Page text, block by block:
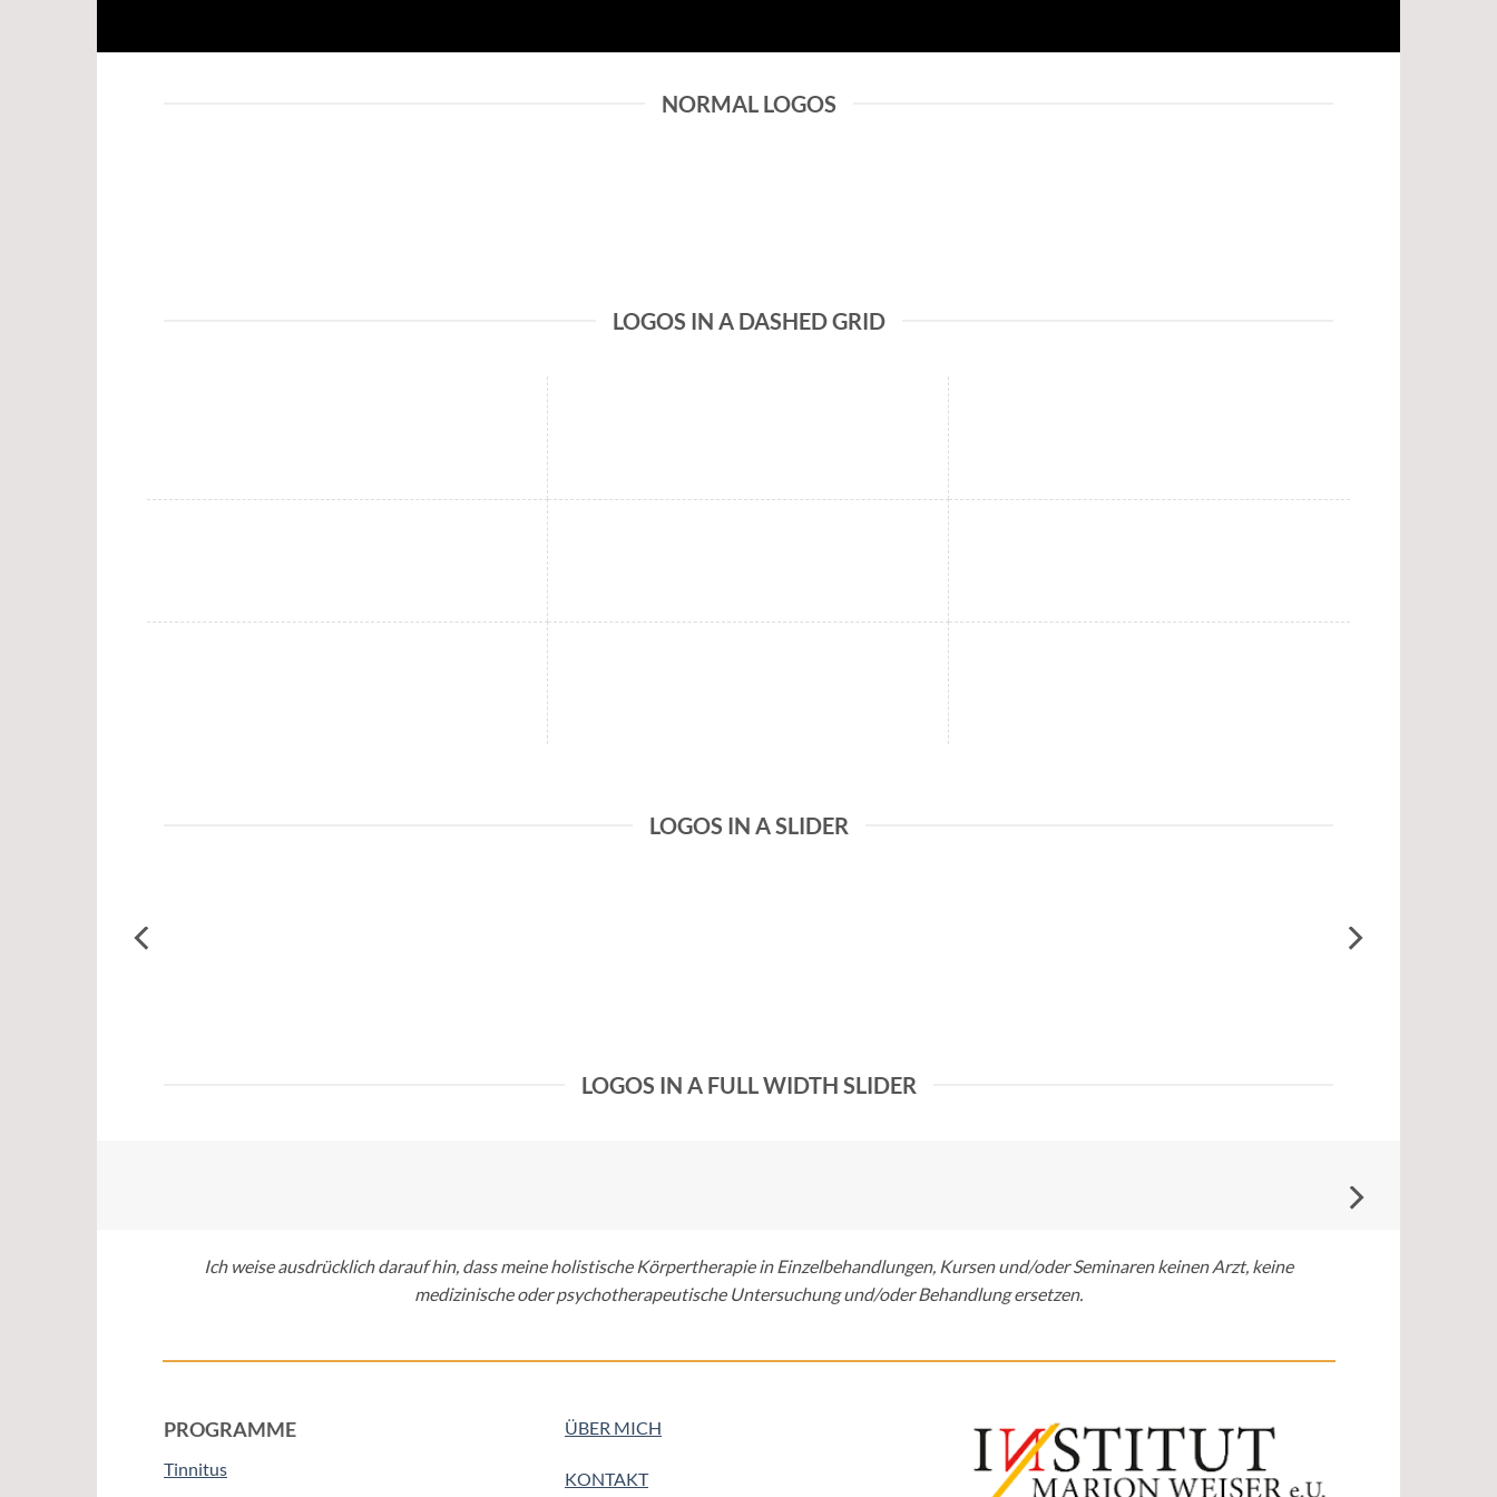
NORMAL LOGOS
LOGOS IN A DASHED GRID
LOGOS IN A SLIDER
LOGOS IN A FULL WIDTH SLIDER
Ich weise ausdrücklich darauf hin, dass meine holistische Körpertherapie in Einzelbehandlungen, Kursen und/oder Seminaren keinen Arzt, keine
medizinische oder psychotherapeutische Untersuchung und/oder Behandlung ersetzen.
PROGRAMME
Tinnitus
ÜBER MICH
KONTAKT